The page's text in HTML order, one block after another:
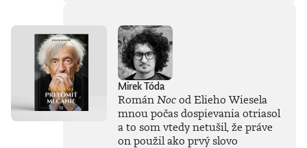
Mirek Tóda
RománNocod Elieho Wiesela
mnou počas dospievania otriasol
a to som vtedy netušil, že práve
on použil ako prvý slovo